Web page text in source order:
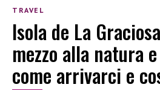
TRAVEL
Isola de La
mezzo alla natura
come arrivarci e